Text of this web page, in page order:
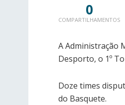
0
COMPARTILHAMENTOS
A Administração
Desporto, o 1º
Doze times
do Basquete.